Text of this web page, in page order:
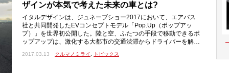
ザインが本気で考えた未来の車とは?
イタルデザインは、ジュネーブショー2017において、エアバス
社と共同開発したEVコンセプトモデル「Pop.Up（ポップアッ
プ）」を世界初公開した。陸と空、ふたつの手段で移動できるポ
ップアップは、激化する大都市の交通渋滞からドライバーを解放
は都市型EVコミューターとして走行し、渋滞に遭遇したシーン
2017.03.13 クルマノミライ トピックス